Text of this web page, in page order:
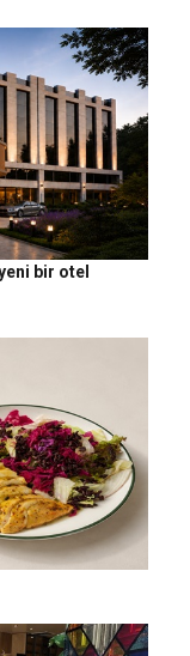
bir otel